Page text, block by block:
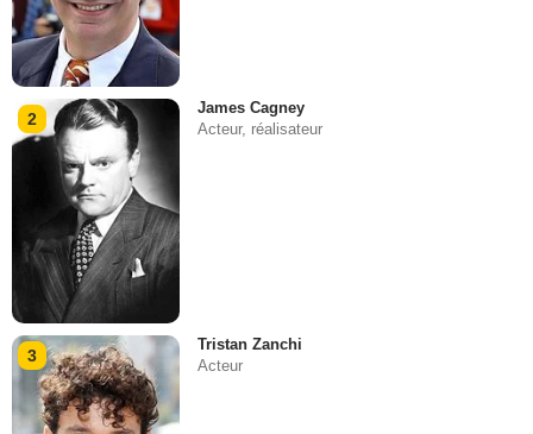
2
James Cagney
Acteur, réalisateur
3
Tristan Zanchi
Acteur